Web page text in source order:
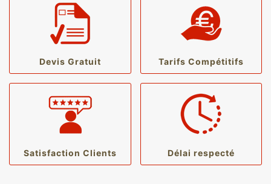
Devis Gratuit Tarifs Compétitifs
Satisfaction Clients Délai respecté